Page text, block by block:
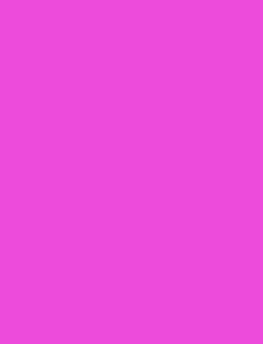
beaty s
– to je
z
mladé
scény.
Život a dílo kronikáře traumat
Karel Veselý.